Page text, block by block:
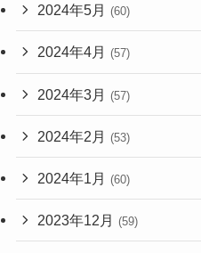
2024年5月 (60)
2024年4月 (57)
2024年3月 (57)
2024年2月 (53)
2024年1月 (60)
2023年12月 (59)